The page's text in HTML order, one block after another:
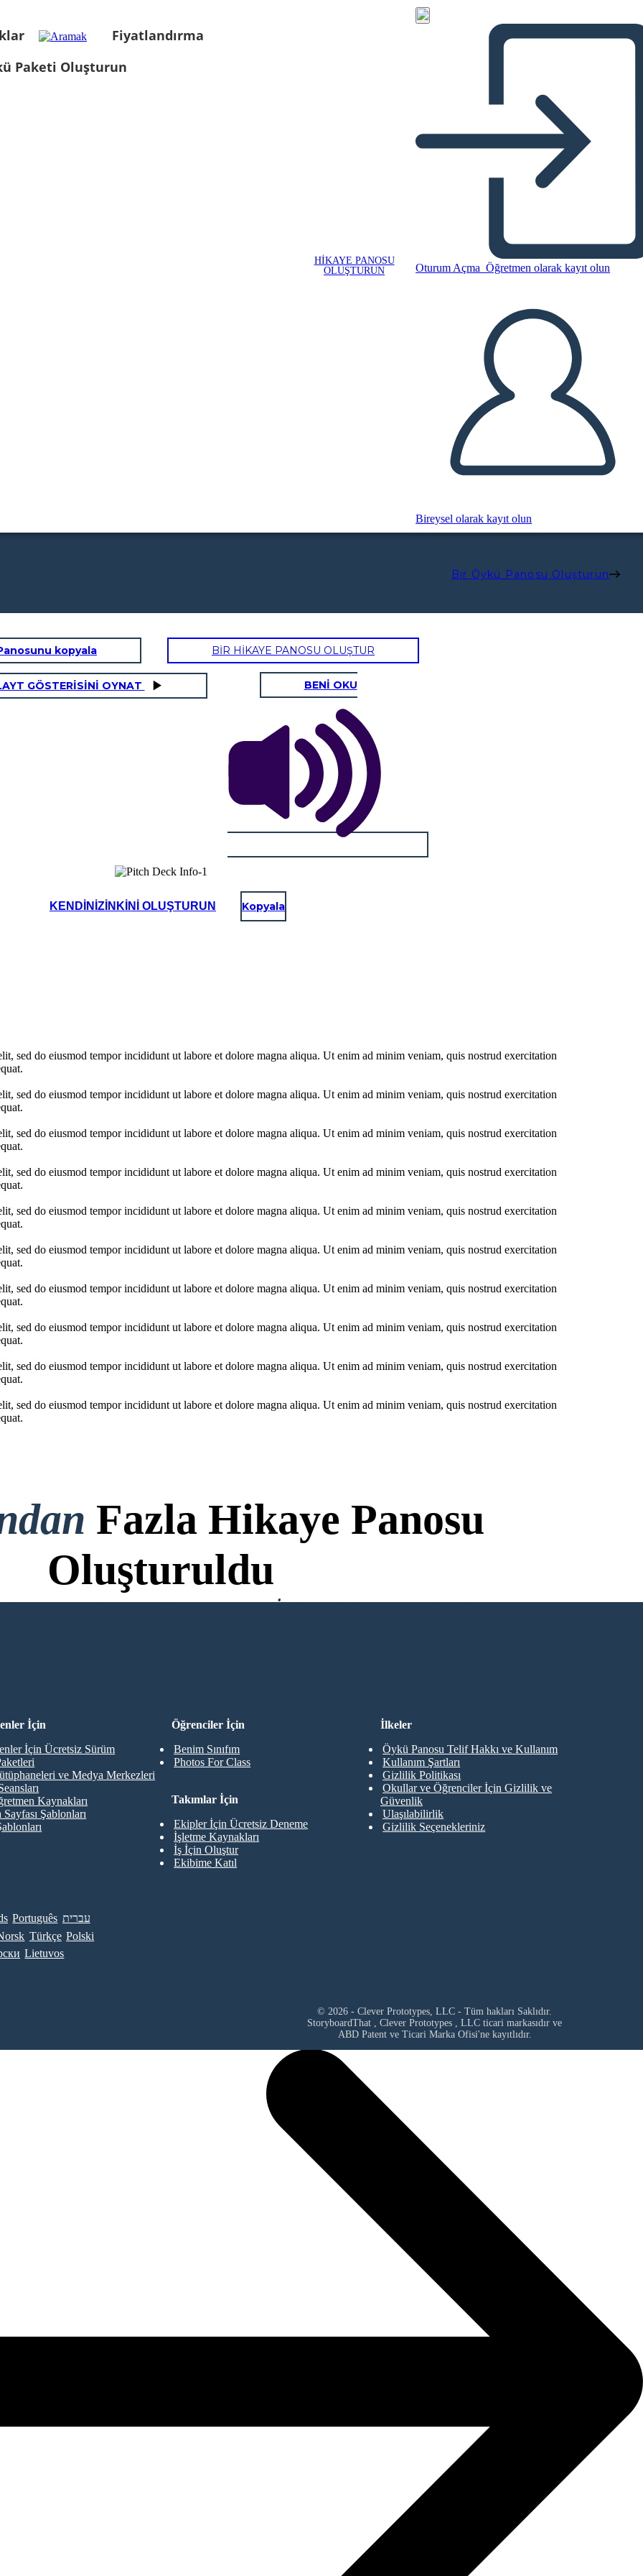
Fiyatlandırma
Paketi Oluşturun
HIKAYE PANOSU
OLUŞTURUN
Oturum Açma Öğretmen olarak kayıt olun
Bireysel olarak kayıt olun
Bir Öykü Panosu Oluşturun
kopyala BİR HİKAYE PANOSU OLUŞTUR
GÖSTERİSİNİ OYNAT BENİ OKU
KENDINIZINKINI OLUŞTURUN Kopyala
sed do eiusmod tempor incididunt ut labore et dolore magna aliqua. Ut enim ad minim veniam, quis nostrud exercitation
sed do eiusmod tempor incididunt ut labore et dolore magna aliqua. Ut enim ad minim veniam, quis nostrud exercitation
sed do eiusmod tempor incididunt ut labore et dolore magna aliqua. Ut enim ad minim veniam, quis nostrud exercitation
sed do eiusmod tempor incididunt ut labore et dolore magna aliqua. Ut enim ad minim veniam, quis nostrud exercitation
sed do eiusmod tempor incididunt ut labore et dolore magna aliqua. Ut enim ad minim veniam, quis nostrud exercitation
sed do eiusmod tempor incididunt ut labore et dolore magna aliqua. Ut enim ad minim veniam, quis nostrud exercitation
sed do eiusmod tempor incididunt ut labore et dolore magna aliqua. Ut enim ad minim veniam, quis nostrud exercitation
sed do eiusmod tempor incididunt ut labore et dolore magna aliqua. Ut enim ad minim veniam, quis nostrud exercitation
sed do eiusmod tempor incididunt ut labore et dolore magna aliqua. Ut enim ad minim veniam, quis nostrud exercitation
sed do eiusmod tempor incididunt ut labore et dolore magna aliqua. Ut enim ad minim veniam, quis nostrud exercitation
Fazla Hikaye Panosu
Oluşturuldu
Kartı Yok ve Denemek İçin Giriş Gerekmiyor!
Öğrenciler İçin
Benim Sınıfım
Photos For Class
İçin
İçin Ücretsiz Sürüm
ve Medya Merkezleri
Kaynakları
Sayfası Şablonları
Takımlar İçin
Ekipler İçin Ücretsiz Deneme
İşletme Kaynakları
İş İçin Oluştur
Ekibime Katıl
İlkeler
Öykü Panosu Telif Hakkı ve Kullanım
Kullanım Şartları
Gizlilik Politikası
Okullar ve Öğrenciler İçin Gizlilik ve
Güvenlik
Ulaşılabilirlik
Gizlilik Seçenekleriniz
Português עברית
Türkçe Polski
Lietuvos
© 2026 - Clever Prototypes, LLC - Tüm hakları Saklıdır.
StoryboardThat , Clever Prototypes , LLC ticari markasıdır ve
ABD Patent ve Ticari Marka Ofisi'ne kayıtlıdır.